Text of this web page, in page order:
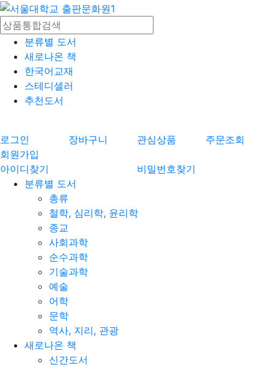
분류별 도서
새로나온 책
한국어교재
스테디셀러
추천도서
로그인 장바구니 관심상품
주문조회
회원가입
아이디찾기
비밀번호찾기
분류별 도서
총류
철학, 심리학, 윤리학
종교
사회과학
순수과학
기술과학
예술
어학
문학
역사, 지리, 관광
새로나온 책
신간도서